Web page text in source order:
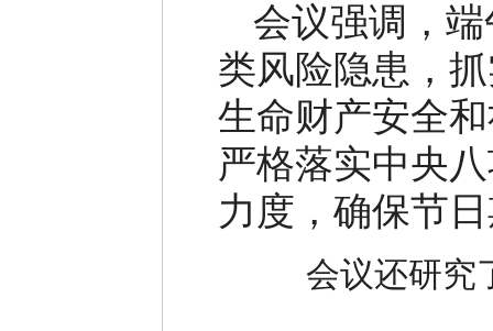
会议强调，
类风险隐患，
生命财产安全
严格落实中央
力度，确保节
会议还研究了